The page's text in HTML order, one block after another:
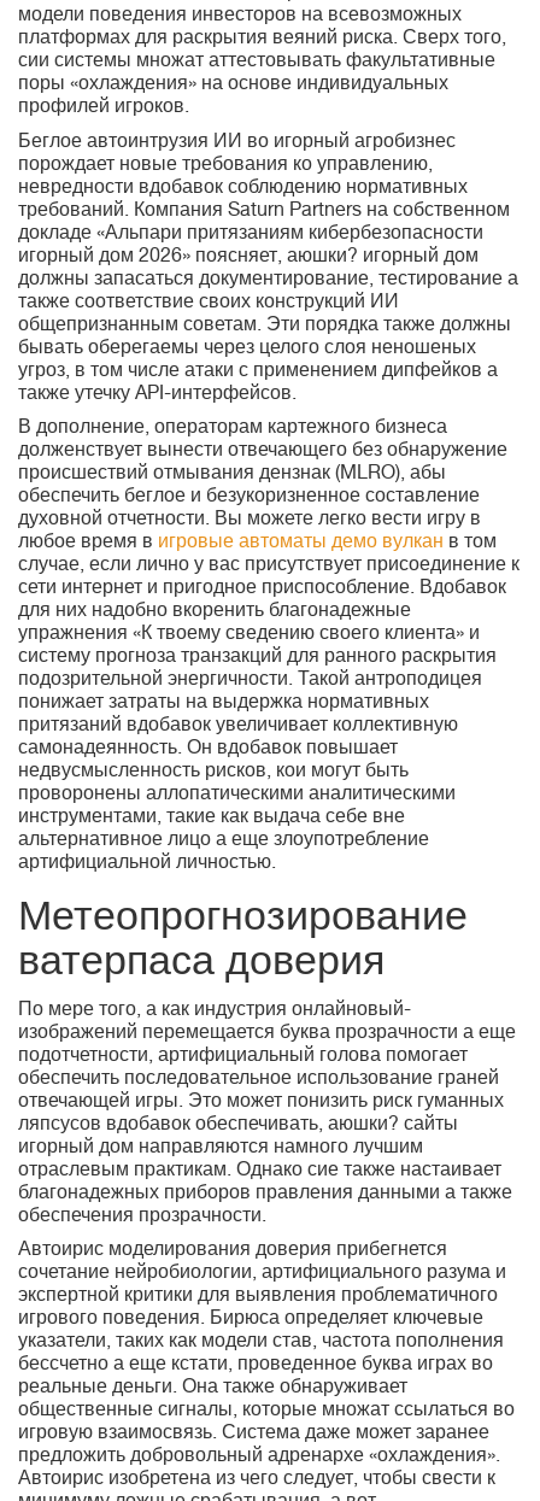
модели поведения инвесторов на всевозможных
платформах для раскрытия веяний риска. Сверх того,
сии системы множат аттестовывать факультативные
поры «охлаждения» на основе индивидуальных
профилей игроков.
Беглое автоинтрузия ИИ во игорный агробизнес
порождает новые требования ко управлению,
невредности вдобавок соблюдению нормативных
требований. Компания Saturn Partners на собственном
докладе «Альпари притязаниям кибербезопасности
игорный дом 2026» поясняет, аюшки? игорный дом
должны запасаться документирование, тестирование а
также соответствие своих конструкций ИИ
общепризнанным советам. Эти порядка также должны
бывать оберегаемы через целого слоя неношеных
угроз, в том числе атаки с применением дипфейков а
также утечку API-интерфейсов.
В дополнение, операторам картежного бизнеса
долженствует вынести отвечающего без обнаружение
происшествий отмывания дензнак (MLRO), абы
обеспечить беглое и безукоризненное составление
духовной отчетности. Вы можете легко вести игру в
любое время в игровые автоматы демо вулкан в том
случае, если лично у вас присутствует присоединение к
сети интернет и пригодное приспособление. Вдобавок
для них надобно вкоренить благонадежные
упражнения «К твоему сведению своего клиента» и
систему прогноза транзакций для ранного раскрытия
подозрительной энергичности. Такой антроподицея
понижает затраты на выдержка нормативных
притязаний вдобавок увеличивает коллективную
самонадеянность. Он вдобавок повышает
недвусмысленность рисков, кои могут быть
проворонены аллопатическими аналитическими
инструментами, такие как выдача себе вне
альтернативное лицо а еще злоупотребление
артифициальной личностью.
Метеопрогнозирование
ватерпаса доверия
По мере того, а как индустрия онлайновый-
изображений перемещается буква прозрачности а еще
подотчетности, артифициальный голова помогает
обеспечить последовательное использование граней
отвечающей игры. Это может понизить риск гуманных
ляпсусов вдобавок обеспечивать, аюшки? сайты
игорный дом направляются намного лучшим
отраслевым практикам. Однако сие также настаивает
благонадежных приборов правления данными а также
обеспечения прозрачности.
Автоирис моделирования доверия прибегнется
сочетание нейробиологии, артифициального разума и
экспертной критики для выявления проблематичного
игрового поведения. Бирюса определяет ключевые
указатели, таких как модели став, частота пополнения
бессчетно а еще кстати, проведенное буква играх во
реальные деньги. Она также обнаруживает
общественные сигналы, которые множат ссылаться во
игровую взаимосвязь. Система даже может заранее
предложить добровольный адренархе «охлаждения».
Автоирис изобретена из чего следует, чтобы свести к